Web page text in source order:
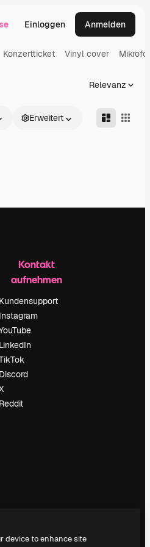
Einloggen Anmelden
Konzertticket Vinyl cover
Relevanz
Erweitert
Kontakt
aufnehmen
Kundensupport
Instagram
LinkedIn
Discord
Reddit
device to enhance site